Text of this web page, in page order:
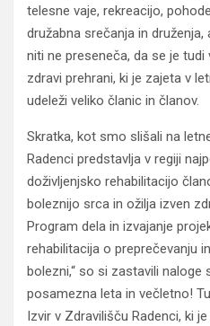
telesne vaje, rekreacijo,
družabna srečanja in
niti ne preseneča, da se je
zdravi prehrani, ki je zajeta v
udeleži veliko članic in članov.
Skratka, kot smo slišali na
Radenci predstavlja v regiji
doživljenjsko rehabilitacijo
boleznijo srca in ožilja izven
Program dela in izvajanje
rehabilitacija o preprečevanju
bolezni,“ so si zastavili naloge
posamezna leta in večletno!
Izvir v Zdravilišču Radenci, ki